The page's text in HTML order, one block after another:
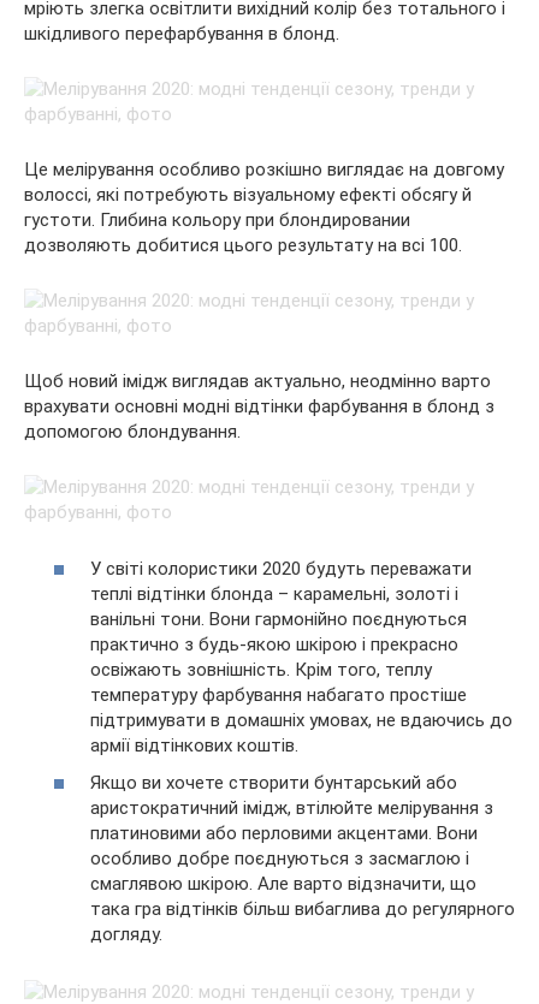
мріють злегка освітлити вихідний колір без тотального і
шкідливого перефарбування в блонд.
Це мелірування особливо розкішно виглядає на довгому
волоссі, які потребують візуальному ефекті обсягу й
густоти. Глибина кольору при блондировании
дозволяють добитися цього результату на всі 100.
Щоб новий імідж виглядав актуально, неодмінно варто
врахувати основні модні відтінки фарбування в блонд з
допомогою блондування.
У світі колористики 2020 будуть переважати
теплі відтінки блонда – карамельні, золоті і
ванільні тони. Вони гармонійно поєднуються
практично з будь-якою шкірою і прекрасно
освіжають зовнішність. Крім того, теплу
температуру фарбування набагато простіше
підтримувати в домашніх умовах, не вдаючись до
армії відтінкових коштів.
Якщо ви хочете створити бунтарський або
аристократичний імідж, втілюйте мелірування з
платиновими або перловими акцентами. Вони
особливо добре поєднуються з засмаглою і
смаглявою шкірою. Але варто відзначити, що
така гра відтінків більш вибаглива до регулярного
догляду.